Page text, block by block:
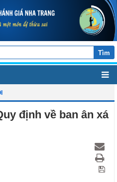
Tìm
định về ban ân xá